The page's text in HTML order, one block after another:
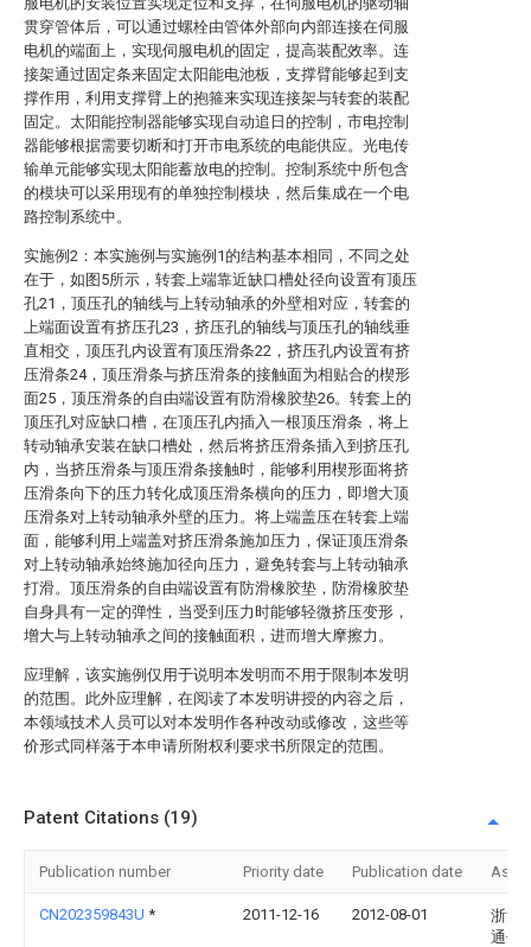
贯穿管体后，可以通过螺栓由管体外部向内部连接在伺服
电机的端面上，实现伺服电机的固定，提高装配效率。连
接架通过固定条来固定太阳能电池板，支撑臂能够起到支
撑作用，利用支撑臂上的抱箍来实现连接架与转套的装配
固定。太阳能控制器能够实现自动追日的控制，市电控制
器能够根据需要切断和打开市电系统的电能供应。光电传
输单元能够实现太阳能蓄放电的控制。控制系统中所包含
的模块可以采用现有的单独控制模块，然后集成在一个电
路控制系统中。
实施例2：本实施例与实施例1的结构基本相同，不同之处
在于，如图5所示，转套上端靠近缺口槽处径向设置有顶压
孔21，顶压孔的轴线与上转动轴承的外壁相对应，转套的
上端面设置有挤压孔23，挤压孔的轴线与顶压孔的轴线垂
直相交，顶压孔内设置有顶压滑条22，挤压孔内设置有挤
压滑条24，顶压滑条与挤压滑条的接触面为相贴合的楔形
面25，顶压滑条的自由端设置有防滑橡胶垫26。转套上的
顶压孔对应缺口槽，在顶压孔内插入一根顶压滑条，将上
转动轴承安装在缺口槽处，然后将挤压滑条插入到挤压孔
内，当挤压滑条与顶压滑条接触时，能够利用楔形面将挤
压滑条向下的压力转化成顶压滑条横向的压力，即增大顶
压滑条对上转动轴承外壁的压力。将上端盖压在转套上端
面，能够利用上端盖对挤压滑条施加压力，保证顶压滑条
对上转动轴承始终施加径向压力，避免转套与上转动轴承
打滑。顶压滑条的自由端设置有防滑橡胶垫，防滑橡胶垫
自身具有一定的弹性，当受到压力时能够轻微挤压变形，
增大与上转动轴承之间的接触面积，进而增大摩擦力。
应理解，该实施例仅用于说明本发明而不用于限制本发明
的范围。此外应理解，在阅读了本发明讲授的内容之后，
本领域技术人员可以对本发明作各种改动或修改，这些等
价形式同样落于本申请所附权利要求书所限定的范围。
Patent Citations (19)
Publication number Priority date Publication date
CN202359843U * 2011-12-16 2012-08-01
浙江
通信